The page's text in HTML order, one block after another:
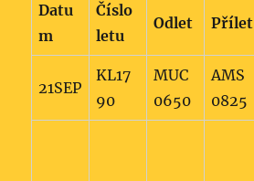
Datu
m
Číslo
letu
Odlet Přílet
21SEP
KL17
90
MUC
0650
AMS
0825